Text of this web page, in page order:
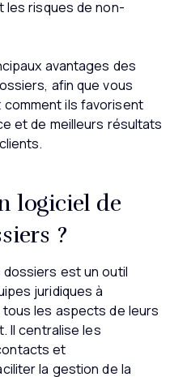
les risques de non-
avantages des
afin que vous
ils favorisent
et de meilleurs résultats
logiciel de
?
est un outil
juridiques à
les aspects de leurs
Il centralise les
et
la gestion de la